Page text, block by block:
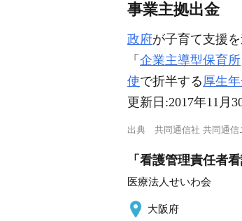
事業主拠出金
政府が子育て支援
「 企業主導型保育所
使で折半する厚生
更新日:2017年11月
出典 共同通信社 共同通
「看護管理責任者
医療法人せいわ会
大阪府